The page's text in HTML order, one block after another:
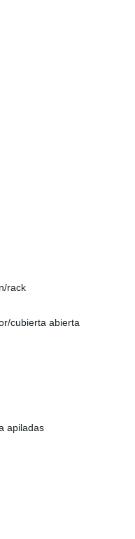
rack
cubierta abierta
apiladas